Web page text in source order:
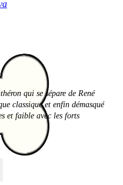
qui se sépare de René
classique et enfin démasqué
et faible avec les forts